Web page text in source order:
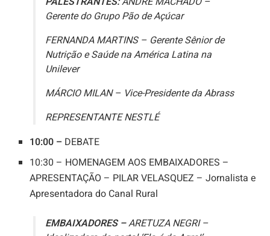
Gerente do Grupo Pão de Açúcar
FERNANDA MARTINS – Gerente Sênior de
Nutrição e Saúde na América Latina na
Unilever
MÁRCIO MILAN – Vice-Presidente da Abrass
REPRESENTANTE NESTLÉ
10:00 – DEBATE
10:30 – HOMENAGEM AOS EMBAIXADORES –
APRESENTAÇÃO – PILAR VELASQUEZ – Jornalista e
Apresentadora do Canal Rural
EMBAIXADORES –ARETUZA NEGRI –